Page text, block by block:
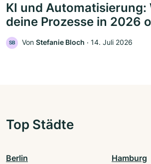
KI und Automatisierung:
deine Prozesse in 2026
SB Von Stefanie Bloch ‧ 14. Juli 2026
Top Städte
Berlin Hamburg